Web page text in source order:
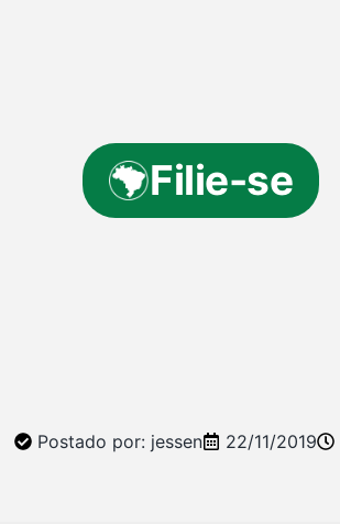
Filie-se
Postado por: jessen 22/11/2019